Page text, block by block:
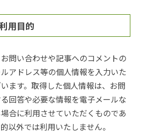
用目的
問い合わせや記事へのコメントの
アドレス等の個人情報を入力いた
ます。取得した個人情報は、お問
回答や必要な情報を電子メールな
合に利用させていただくものであ
以外では利用いたしません。